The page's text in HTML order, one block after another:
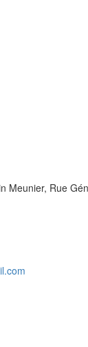
Meunier, Rue